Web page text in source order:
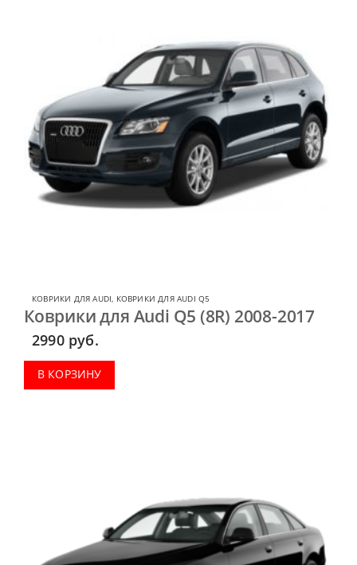
КОВРИКИ ДЛЯ AUDI КОВРИКИ ДЛЯ AUDI Q5
Коврики для Audi Q5 (8R) 2008-2017
2990 руб.
В КОРЗИНУ